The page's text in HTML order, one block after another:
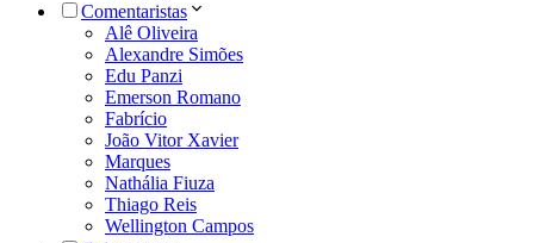
Comentaristas
Alê Oliveira
Alexandre Simões
Edu Panzi
Emerson Romano
Fabrício
João Vitor Xavier
Marques
Nathália Fiuza
Thiago Reis
Wellington Campos